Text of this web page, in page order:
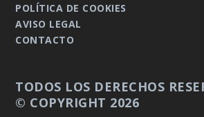
POLÍTICA DE COOKIES
AVISO LEGAL
CONTACTO
TODOS LOS DERECHOS
© COPYRIGHT 2026